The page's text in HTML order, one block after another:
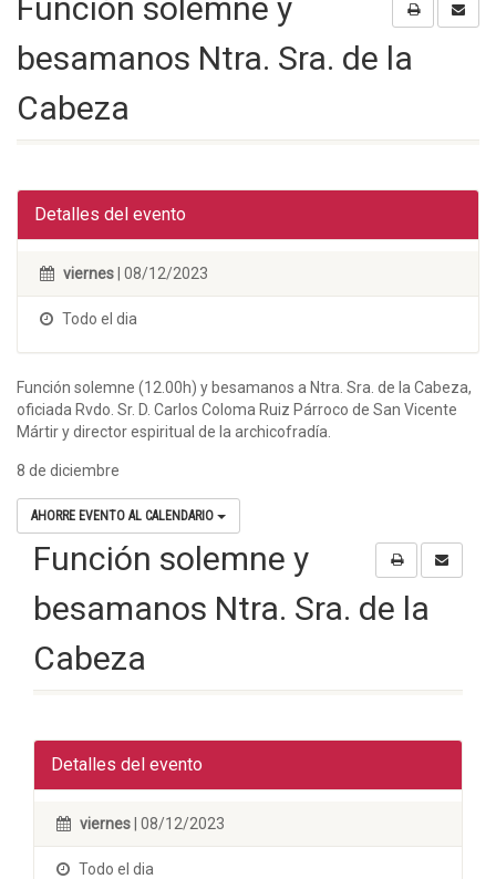
Función solemne y
besamanos Ntra. Sra. de la
Cabeza
Detalles del evento
viernes | 08/12/2023
Todo el dia
Función solemne (12.00h) y besamanos a Ntra. Sra. de la Cabeza,
oficiada Rvdo. Sr. D. Carlos Coloma Ruiz Párroco de San Vicente
Mártir y director espiritual de la archicofradía.
8 de diciembre
AHORRE EVENTO AL CALENDARIO
Función solemne y
besamanos Ntra. Sra. de la
Cabeza
Detalles del evento
viernes | 08/12/2023
Todo el dia